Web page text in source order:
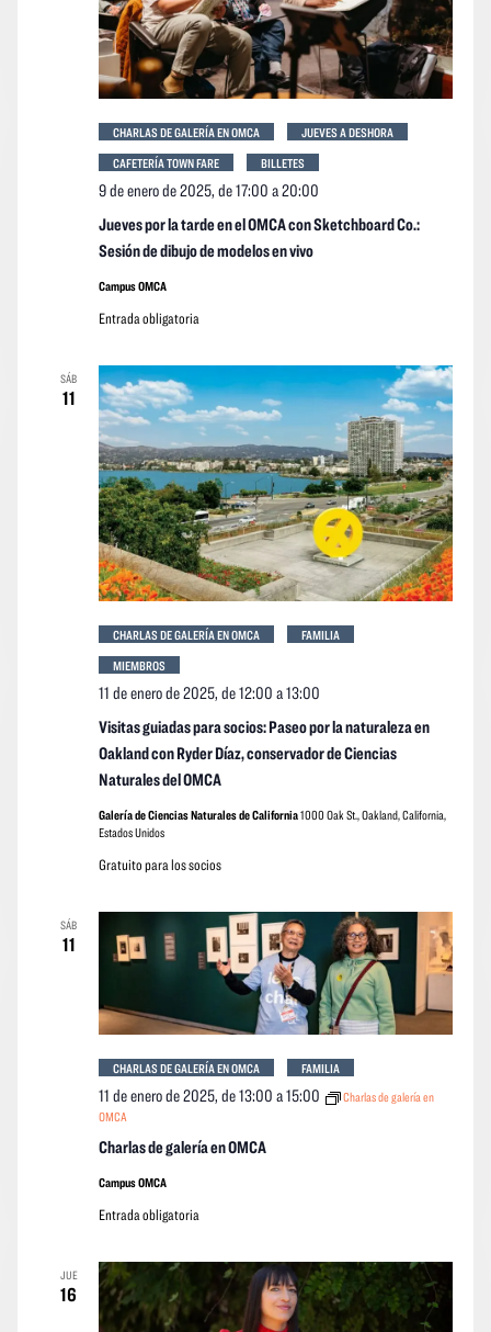
Jueves por la tarde en el OMCA con Sketchboard Co.:
Sesión de dibujo de modelos en vivo
9 de enero de 2025, de 17:00 a20:00
CHARLAS DE GALERÍA EN OMCA
JUEVES A DESHORA
CAFETERÍA TOWN FARE
BILLETES
Campus OMCA
Entrada obligatoria
SÁB
11
Visitas guiadas para socios: Paseo por la naturaleza en
Oakland con Ryder Díaz, conservador de Ciencias
Naturales del OMCA
11 de enero de 2025, de 12:00 a13:00
CHARLAS DE GALERÍA EN OMCA
FAMILIA
MIEMBROS
Galería de Ciencias Naturales de California1000 Oak St., Oakland, California,
Estados Unidos
Gratuito para los socios
SÁB
11
Charlas de galería en OMCA
11 de enero de 2025, de 13:00 a15:00
Charlas de galería en
OMCA
CHARLAS DE GALERÍA EN OMCA FAMILIA
Campus OMCA
Entrada obligatoria
JUE
16